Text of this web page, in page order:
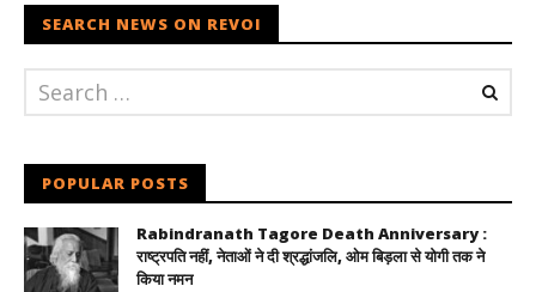
SEARCH NEWS ON REVOI
POPULAR POSTS
Rabindranath Tagore Death Anniversary :
राष्ट्रपति नहीं, नेताओं ने दी श्रद्धांजलि, ओम बिड़ला से योगी तक ने
किया नमन